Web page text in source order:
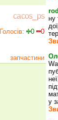
cacos_ps
Голосів: 0 0
запчастини
rod
ну
у